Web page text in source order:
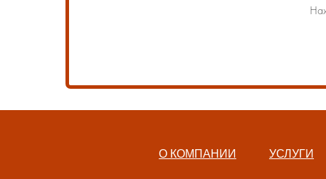
О КОМПАНИИ УСЛУГИ